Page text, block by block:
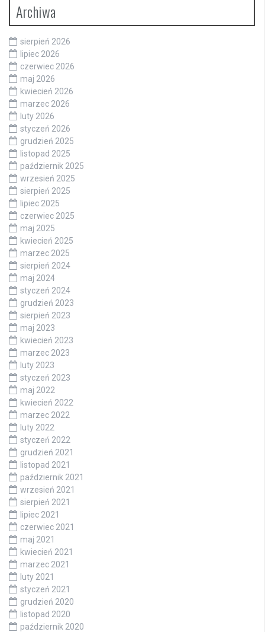
Archiwa
sierpień 2026
lipiec 2026
czerwiec 2026
maj 2026
kwiecień 2026
marzec 2026
luty 2026
styczeń 2026
grudzień 2025
listopad 2025
październik 2025
wrzesień 2025
sierpień 2025
lipiec 2025
czerwiec 2025
maj 2025
kwiecień 2025
marzec 2025
sierpień 2024
maj 2024
styczeń 2024
grudzień 2023
sierpień 2023
maj 2023
kwiecień 2023
marzec 2023
luty 2023
styczeń 2023
maj 2022
kwiecień 2022
marzec 2022
luty 2022
styczeń 2022
grudzień 2021
listopad 2021
październik 2021
wrzesień 2021
sierpień 2021
lipiec 2021
czerwiec 2021
maj 2021
kwiecień 2021
marzec 2021
luty 2021
styczeń 2021
grudzień 2020
listopad 2020
październik 2020